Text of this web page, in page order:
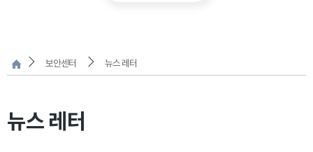
보안센터 뉴스 레터
뉴스 레터